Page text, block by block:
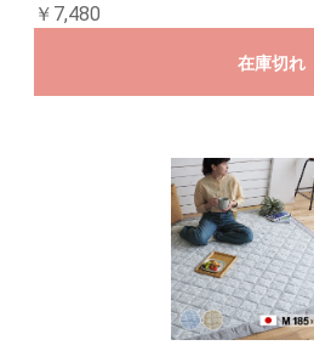
￥7,480
在庫切れ